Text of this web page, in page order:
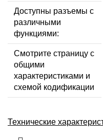
Доступны разъемы с
различными
функциями:
Смотрите страницу с
общими
характеристиками и
схемой кодификации
Технические